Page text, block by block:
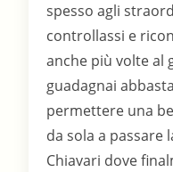
spesso agli
controllassi e
anche più volte al
guadagnai
permettere una
da sola a passare
Chiavari dove